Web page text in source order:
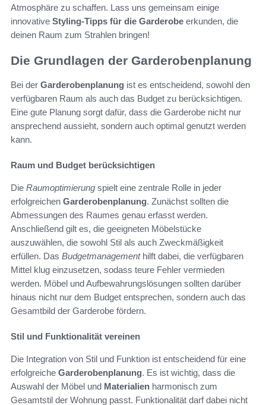
Atmosphäre zu schaffen. Lass uns gemeinsam einige
innovative Styling-Tipps für die Garderobe erkunden, die
deinen Raum zum Strahlen bringen!
Die Grundlagen der Garderobenplanung
Bei der Garderobenplanung ist es entscheidend, sowohl den
verfügbaren Raum als auch das Budget zu berücksichtigen.
Eine gute Planung sorgt dafür, dass die Garderobe nicht nur
ansprechend aussieht, sondern auch optimal genutzt werden
kann.
Raum und Budget berücksichtigen
Die Raumoptimierung spielt eine zentrale Rolle in jeder
erfolgreichen Garderobenplanung. Zunächst sollten die
Abmessungen des Raumes genau erfasst werden.
Anschließend gilt es, die geeigneten Möbelstücke
auszuwählen, die sowohl Stil als auch Zweckmäßigkeit
erfüllen. Das Budgetmanagementhilft dabei, die verfügbaren
Mittel klug einzusetzen, sodass teure Fehler vermieden
werden. Möbel und Aufbewahrungslösungen sollten darüber
hinaus nicht nur dem Budget entsprechen, sondern auch das
Gesamtbild der Garderobe fördern.
Stil und Funktionalität vereinen
Die Integration von Stil und Funktion ist entscheidend für eine
erfolgreiche Garderobenplanung. Es ist wichtig, dass die
Auswahl der Möbel und Materialien harmonisch zum
Gesamtstil der Wohnung passt. Funktionalität darf dabei nicht